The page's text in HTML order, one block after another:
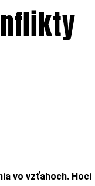
vo vzťahoch. Hoci